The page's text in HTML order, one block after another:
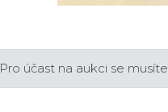
Pro účast na aukci se musíte